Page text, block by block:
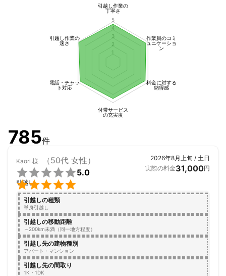
作業時間帯は以下の通りです：
・ 6:00〜9:00
お見積もりに記載された車両や作業人数は目安となります。実際
の人数や車両は状況により異なる場合がございますので、予めご
程等により、料金変更となる場合もございますので、仮成約時に
打ち合わせをさせて頂きます。
ご成約後も、引越し日の5日前までは、荷物内容・日程・金額の変
更が可能ですが、それ以降の変更による料金の減額は承ることが
できませんので、ご了承のほどお願いいたします。
⚠️ご注意事項
・有機ELディスプレイに関しましては、別途料金が発生する場合
がございます。事前にご相談いただけますと、スムーズに対応い
たします。
・ 家電の内部故障や家具の劣化については、保証の対象外となっ
ております。予めご了承下さい。
引越し作業の
丁寧さ
作業員のコミ
ュニケーショ
ン
料金に対する
納得感
付帯サービス
の充実度
電話・チャッ
ト対応
引越し作業の
速さ
1
2
3
4
5
785件
Kaori 様 （50代 女性）


5.0
引越し
2026年8月上旬 / 土日
実際の料金31,000円
引越しの種類
単身引越し
引越しの移動距離
～200km未満（同一地方程度）
引越し先の建物種別
アパート・マンション
引越し先の間取り
1K・1DK